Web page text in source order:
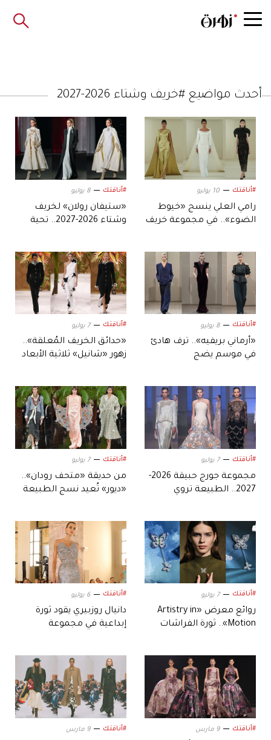
أحدث مواضيع #خريف وشتاء 2026-2027
#أناقتك 10 يوليو
رامي العلي ينسج «خيوط
الضوء».. في مجموعة خريف
#أناقتك 8 يوليو
«ستيفان رولان» لخريف
وشتاء 2026-2027.. تحية
#أناقتك 8 يوليو
«أرماني بريفيه».. ترف هادئ
في موسم يضج
#أناقتك 7 يوليو
«حدائق الخريف المُعلقة»..
زهور «شانيل» ثلاثية الأبعاد
#أناقتك 7 يوليو
مجموعة جورج حبيقة 2026-
2027.. الطبيعة تروي
#أناقتك 7 يوليو
من حديقة «متحف رودان»..
«ديور» تُعيد نسج الطبيعة
#أناقتك 7 يوليو
روائع معرض «Artistry in
Motion».. ثورة الفراشات
#أناقتك 6 يوليو
دانيال روزبيري يقود ثورة
إبداعية في مجموعة
#أناقتك 9 مارس #أناقتك 9 مارس